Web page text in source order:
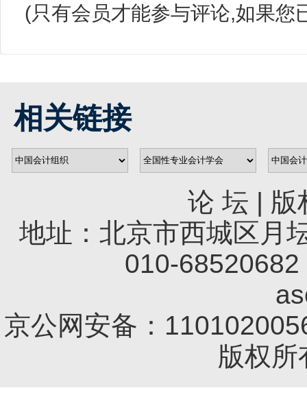
(只有会员才能参与评论,如果您
相关链接
论 坛 | 版
地址：北京市西城区月
010-
京公网安备：
版权